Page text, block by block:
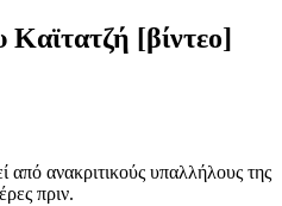
[βίντεο]
ανακριτικούς υπαλλήλους της
πριν.